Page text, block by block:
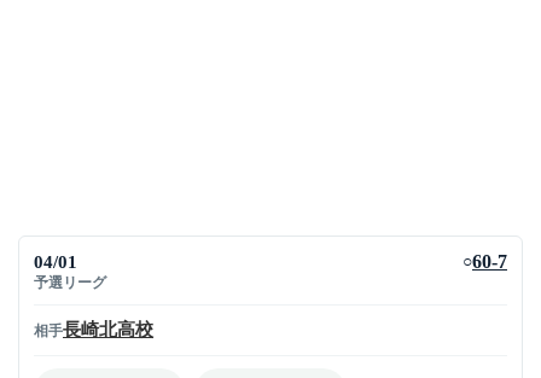
04/01
予選リーグ
○60-7
相手長崎北高校